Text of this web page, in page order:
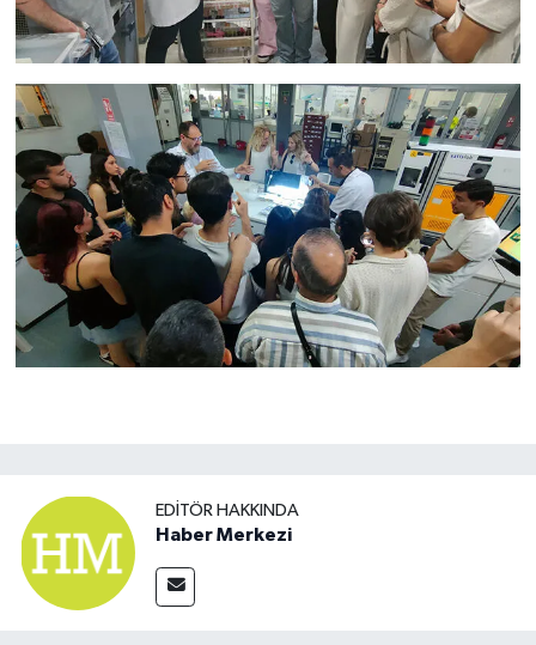
EDITÖR HAKKINDA
Haber Merkezi